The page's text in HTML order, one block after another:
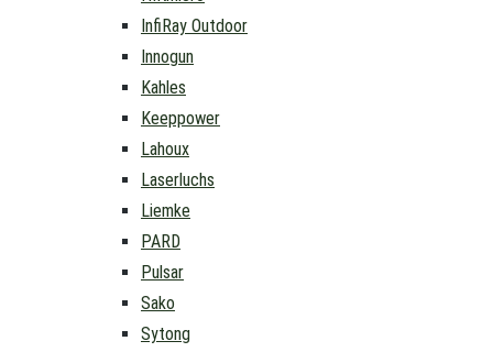
InfiRay Outdoor
Innogun
Kahles
Keeppower
Lahoux
Laserluchs
Liemke
PARD
Pulsar
Sako
Sytong